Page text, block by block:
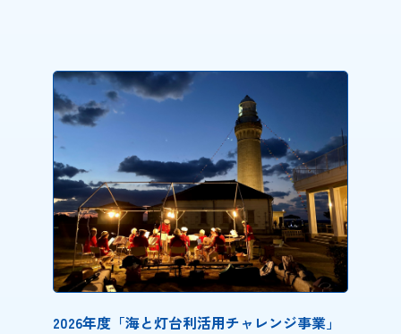
2026年度「海と灯台利活用チャレンジ事業」